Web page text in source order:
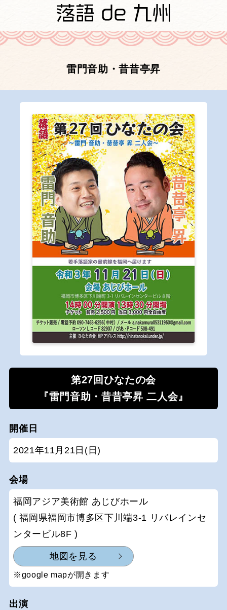
雷門音助・昔昔亭昇
第27回ひなたの会
『雷門音助・昔昔亭昇 二人会』
開催日
2021年11月21日(日)
会場
福岡アジア美術館 あじびホール
( 福岡県福岡市博多区下川端3-1 リバレインセ
ンタービル8F )
地図を見る
※google mapが開きます
出演